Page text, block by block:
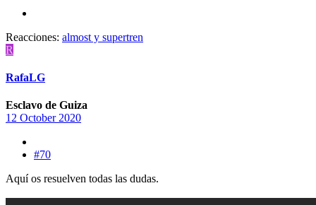
Reacciones: almost y supertren
R
RafaLG
Esclavo de Guiza
12 October 2020
#70
Aquí os resuelven todas las dudas.